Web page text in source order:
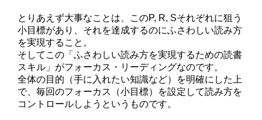
とりあえず大事なことは、このP, R, Sそれぞれに狙う
小目標があり、それを達成するのにふさわしい読み方
を実現すること。
そしてこの「ふさわしい読み方を実現するための読書
スキル」がフォーカス・リーディングなのです。
全体の目的（手に入れたい知識など）を明確にした上
で、毎回のフォーカス（小目標）を設定して読み方を
コントロールしようというものです。